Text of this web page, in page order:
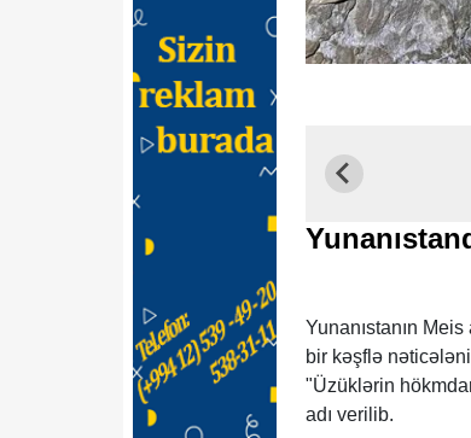
Yunanıstanın
bir kəşflə
"Üzüklərin
adı verilib.